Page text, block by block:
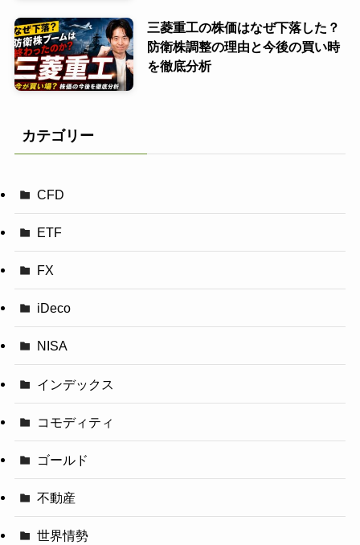
三菱重工の株価はなぜ下落した？
防衛株調整の理由と今後の買い時
を徹底分析
カテゴリー
CFD
ETF
FX
iDeco
NISA
インデックス
コモディティ
ゴールド
不動産
世界情勢